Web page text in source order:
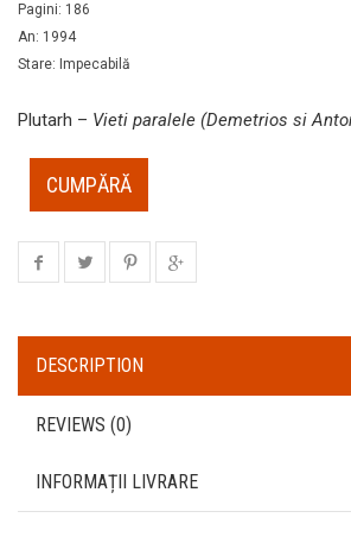
Pagini: 186
An: 1994
Stare: Impecabilă
Plutarh – Vieti paralele (Demetrios si
CUMPĂRĂ
DESCRIPTION
REVIEWS (0)
INFORMAȚII LIVRARE